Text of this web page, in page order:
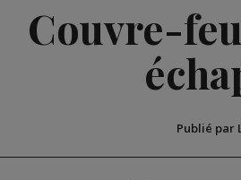
Couvre-
Publié par